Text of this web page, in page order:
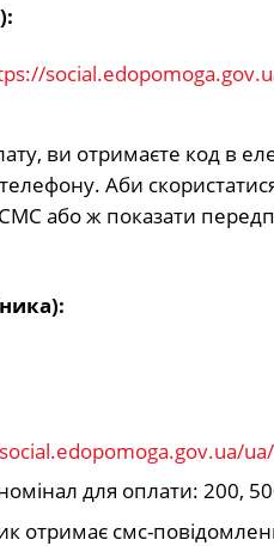
ви отримаєте код в
Аби
або ж показати
ua/
для оплати: 200,
отримає смс-